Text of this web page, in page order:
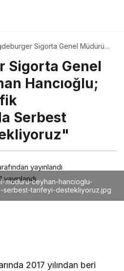
Sigorta Genel Müdürü
Serbest Tarifeyi
Sigorta Genel
Hancıoğlu;
Serbest
yayınlandı
yayınlandı
muduru-ceyhan-hancioglu-
serbest-tarifeyi-destekliyoruz.jpg
2017 yılından beri